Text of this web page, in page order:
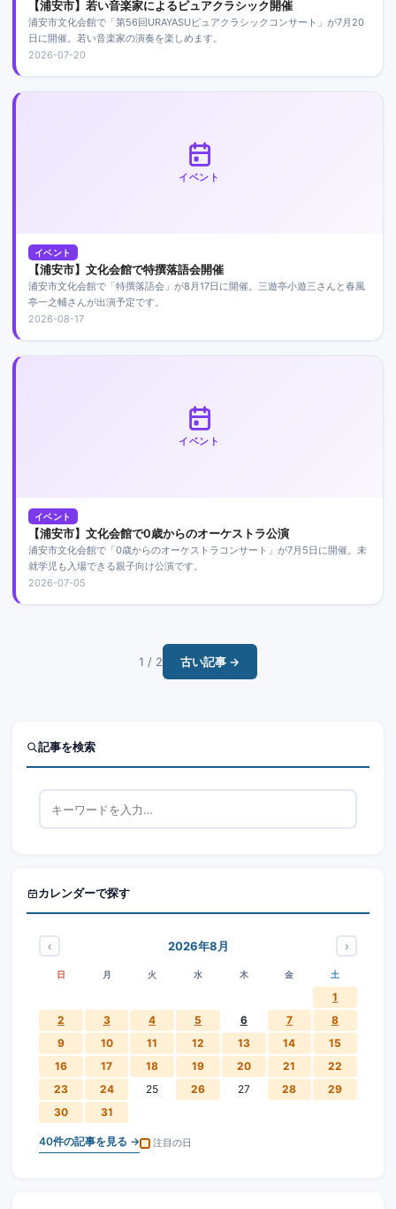
【浦安市】若い音楽家によるピュアクラシック開催
浦安市文化会館で「第56回URAYASUピュアクラシックコンサート」が7月20
日に開催。若い音楽家の演奏を楽しめます。
2026-07-20
イベント
イベント
【浦安市】文化会館で特撰落語会開催
浦安市文化会館で「特撰落語会」が8月17日に開催。三遊亭小遊三さんと春風
亭一之輔さんが出演予定です。
2026-08-17
イベント
イベント
【浦安市】文化会館で0歳からのオーケストラ公演
浦安市文化会館で「0歳からのオーケストラコンサート」が7月5日に開催。未
就学児も入場できる親子向け公演です。
2026-07-05
1 / 2 古い記事 →
記事を検索
カレンダーで探す
‹ 2026年8月 ›
日 月 火 水 木 金 土
1
2
3 4 5 6 7
8
9
10 11 12 13 14
15
16
17 18 19 20 21
22
23
24 25 26 27 28
29
30
31
40件の記事を見る → 注目の日